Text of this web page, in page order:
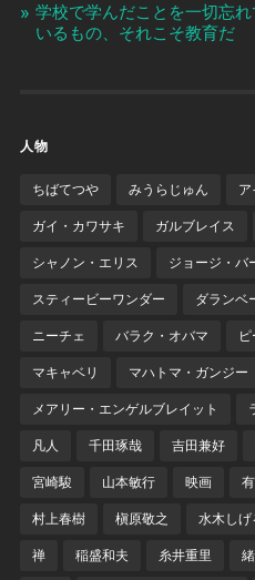
学校で学んだことを一切忘
いるもの、それこそ教育だ
人物
ちばてつや みうらじゅん ア
ガイ・カワサキ ガルブレイス
シャノン・エリス ジョージ・バ
スティービーワンダー ダランベ
ニーチェ バラク・オバマ
マキャベリ マハトマ・ガンジー
メアリー・エンゲルブレイット
凡人 千田琢哉 吉田兼好
宮崎駿 山本敏行 映画
村上春樹 槇原敬之 水木しげ
禅 稲盛和夫 糸井重里